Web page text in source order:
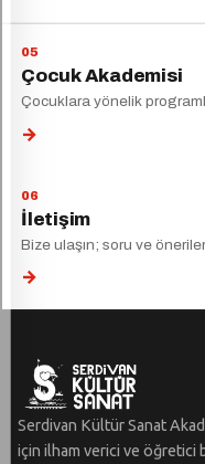
Çocuk Akademisi
Çocuklara yönelik
→
İletişim
Bize ulaşın; soru ve
→
Serdivan Kültür Sanat
için ilham verici ve öğretici